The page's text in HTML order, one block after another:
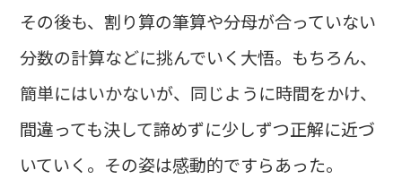
その後も、割り算の筆算や分母が合っていない
分数の計算などに挑んでいく大悟。もちろん、
簡単にはいかないが、同じように時間をかけ、
間違っても決して諦めずに少しずつ正解に近づ
いていく。その姿は感動的ですらあった。